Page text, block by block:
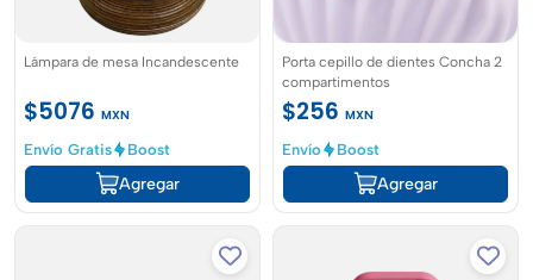
Lámpara de mesa Incandescente
$5076 MXN
Envío Gratis
Boost
Agregar
Porta cepillo de dientes Concha 2
compartimentos
$256 MXN
Envío
Boost
Agregar